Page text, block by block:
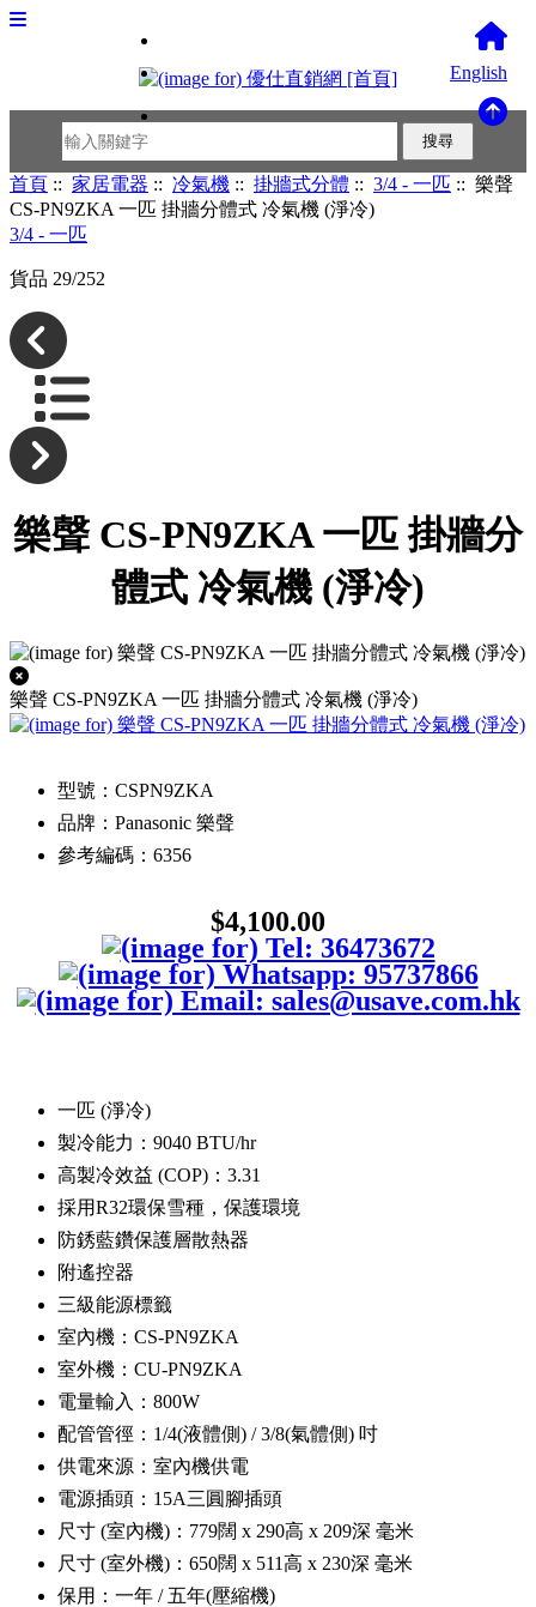
English
首頁 :: 家居電器 :: 冷氣機 :: 掛牆式分體 :: 3/4 - 一匹 :: 樂聲
CS-PN9ZKA 一匹 掛牆分體式 冷氣機 (淨冷)
3/4 - 一匹
貨品 29/252
樂聲 CS-PN9ZKA 一匹 掛牆分
體式 冷氣機 (淨冷)
樂聲 CS-PN9ZKA 一匹 掛牆分體式 冷氣機 (淨冷)
型號：CSPN9ZKA
品牌：Panasonic 樂聲
參考編碼：6356
$4,100.00
一匹 (淨冷)
製冷能力：9040 BTU/hr
高製冷效益 (COP)：3.31
採用R32環保雪種，保護環境
防銹藍鑽保護層散熱器
附遙控器
三級能源標籤
室內機：CS-PN9ZKA
室外機：CU-PN9ZKA
電量輸入：800W
配管管徑：1/4(液體側) / 3/8(氣體側) 吋
供電來源：室內機供電
電源插頭：15A三圓腳插頭
尺寸 (室內機)：779闊 x 290高 x 209深 毫米
尺寸 (室外機)：650闊 x 511高 x 230深 毫米
保用：一年 / 五年(壓縮機)